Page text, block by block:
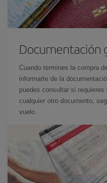
Documentación
Cuando termines la compra
informarte de la
puedes consultar si
cualquier otro documento,
vuelo.